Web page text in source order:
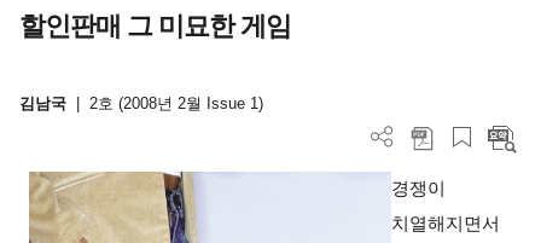
할인판매 그 미묘한 게임
김남국 2호 (2008년 2월 Issue 1)
경쟁이
치열해지면서